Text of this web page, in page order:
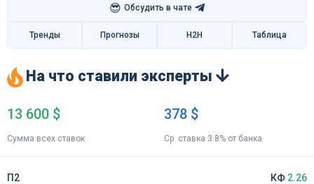
😎 Обсудить в чате
Тренды Прогнозы H2H Таблица
На что ставили эксперты
13 600 $
Сумма всех ставок
378 $
Ср. ставка 3.8% от банка
П2
КФ 2.26